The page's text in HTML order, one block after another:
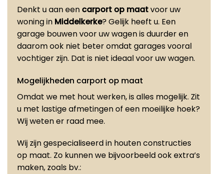
Denkt u aan een carport op maatvoor uw
woning in Middelkerke? Gelijk heeft u. Een
garage bouwen voor uw wagen is duurder en
daarom ook niet beter omdat garages vooral
vochtiger zijn. Dat is niet ideaal voor uw wagen.
Mogelijkheden carport op maat
Omdat we met hout werken, is alles mogelijk. Zit
u met lastige afmetingen of een moeilijke hoek?
Wij weten er raad mee.
Wij zijn gespecialiseerd in houten constructies
op maat. Zo kunnen we bijvoorbeeld ook extra’s
maken, zoals bv.: